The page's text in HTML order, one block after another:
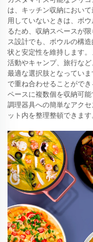
は、キッチン収納におい
用していないときは、ボ
るため、収納スペースが
ス設計でも、ボウルの構
状と安定性を維持します
活動やキャンプ、旅行な
最適な選択肢となってい
で重ね合わせることがで
ペースに複数個を収納可能
調理器具への簡単なアク
ット内を整理整頓できます